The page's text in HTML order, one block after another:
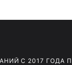
С 2017 ГОДА